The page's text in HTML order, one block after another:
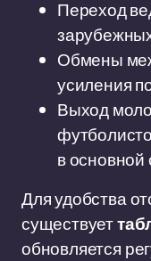
Переход
Обмены
усиления
Выход
в основной
Для удобства
существует
обновляется